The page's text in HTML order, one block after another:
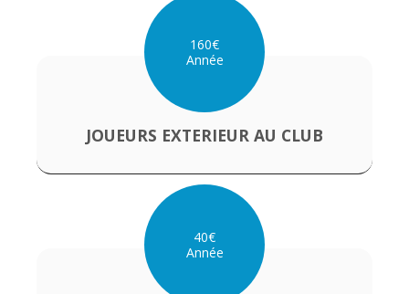
160€
Année
JOUEURS EXTERIEUR AU CLUB
40€
Année